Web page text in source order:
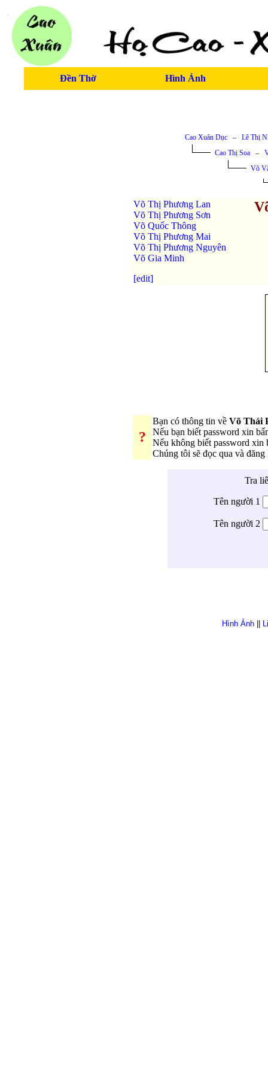
Đền Thờ Hình Ảnh
Cao Xuân Dục– Lê Thị
Cao Thị Soa–
Võ
Võ Thị Phương Lan
Võ Thị Phương Sơn
Võ Quốc Thông
Võ Thị Phương Mai
Võ Thị Phương Nguyên
Võ Gia Minh
[edit]
?
Bạn có thông tin về Võ Thái
Nếu bạn biết password xin
Nếu không biết password xin
Chúng tôi sẽ đọc qua và
Tra
Tên người 1
Tên người 2
Hình Ảnh